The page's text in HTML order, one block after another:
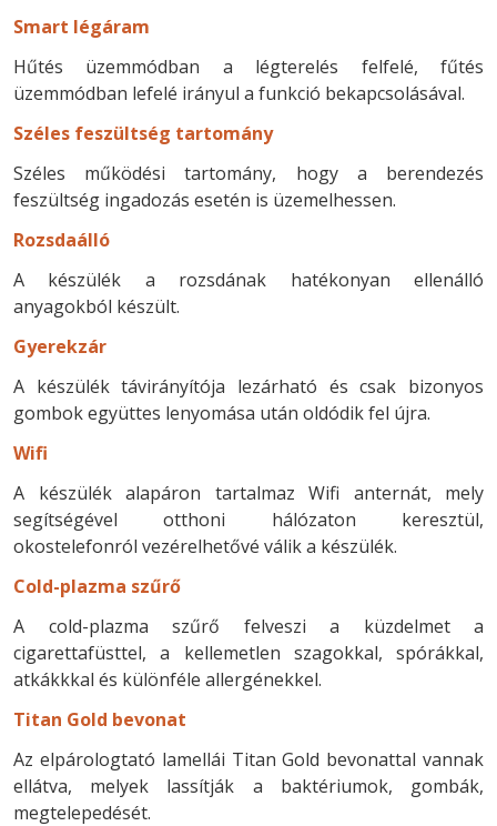
Smart légáram
Hűtés üzemmódban a légterelés felfelé, fűtés
üzemmódban lefelé irányul a funkció bekapcsolásával.
Széles feszültség tartomány
Széles működési tartomány, hogy a berendezés
feszültség ingadozás esetén is üzemelhessen.
Rozsdaálló
A készülék a rozsdának hatékonyan ellenálló
anyagokból készült.
Gyerekzár
A készülék távirányítója lezárható és csak bizonyos
gombok együttes lenyomása után oldódik fel újra.
Wifi
A készülék alapáron tartalmaz Wifi anternát, mely
segítségével otthoni hálózaton keresztül,
okostelefonról vezérelhetővé válik a készülék.
Cold-plazma szűrő
A cold-plazma szűrő felveszi a küzdelmet a
cigarettafüsttel, a kellemetlen szagokkal, spórákkal,
atkákkkal és különféle allergénekkel.
Titan Gold bevonat
Az elpárologtató lamellái Titan Gold bevonattal vannak
ellátva, melyek lassítják a baktériumok, gombák,
megtelepedését.